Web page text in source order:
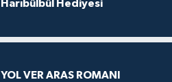
Harıbülbül Hediyesi
YOL VER ARAS ROMANI